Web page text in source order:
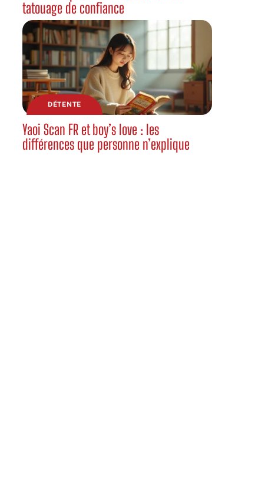
tatouage de confiance
DÉTENTE
Yaoi Scan FR et boy’s love : les
différences que personne n’explique